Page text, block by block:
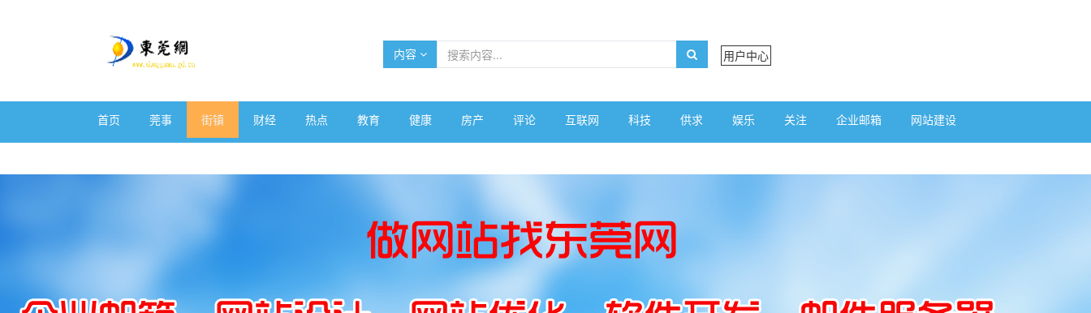
内容 用户中心
首页 莞事 街镇 财经 热点 教育 健康 房产 评论 互联网 科技 供求 娱乐 关注 企业邮箱 网站建设